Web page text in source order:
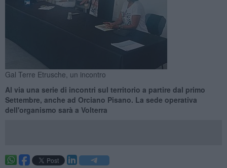
Gal Terre Etrusche, un incontro
Al via una serie di incontri sul territorio a partire dal primo
Settembre, anche ad Orciano Pisano. La sede operativa
dell'organismo sarà a Volterra